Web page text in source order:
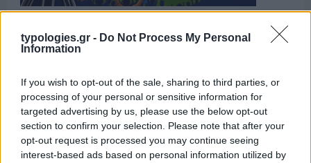
typologies.gr - Do Not Process My Personal
Information
If you wish to opt-out of the sale, sharing to third parties, or
processing of your personal or sensitive information for
targeted advertising by us, please use the below opt-out
section to confirm your selection. Please note that after your
opt-out request is processed you may continue seeing
interest-based ads based on personal information utilized by